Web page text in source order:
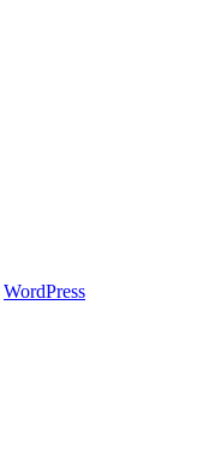
WordPress